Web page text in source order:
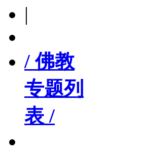
|
/ 佛教
专题列
表 /